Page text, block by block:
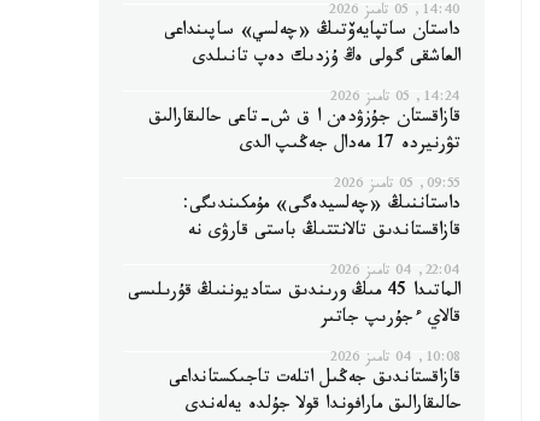
14:40, 05 تامىز 2026
داستان ساتپايەۆتىڭ «چەلسي» ساپىنداعى
العاشقى گولى ەڭ ۇزدىك دەپ تانىلدى
14:24, 05 تامىز 2026
قازاقستان جۇزۋدەن ا ق ش-تاعى حالىقارالىق
تۋرنيردە 17 مەدال جەڭىپ الدى
09:55, 05 تامىز 2026
داستاننىڭ «چەلسيدەگى» مۇمكىندىگى:
قازاقستاندىق تالانتتىڭ باستى قارۋى نە
22:04, 04 تامىز 2026
الماتىدا 45 مىڭ ورىندىق ستاديوننىڭ قۇرىلىسى
قالاي ءجۇرىپ جاتىر
10:08, 04 تامىز 2026
قازاقستاندىق جەڭىل اتلەت تاجىكستانداعى
حالىقارالىق مارافوندا قولا جۇلدە يەلەندى